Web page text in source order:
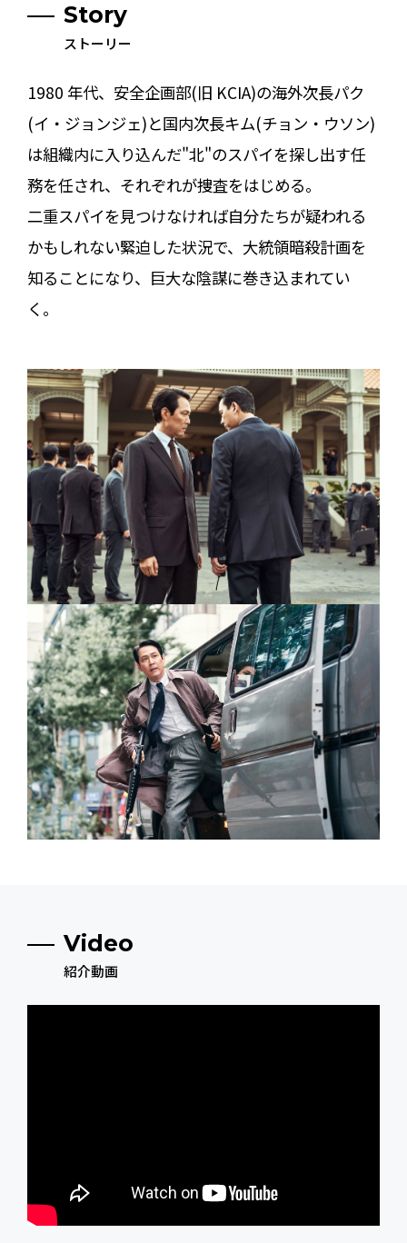
Story
ストーリー
1980 年代、安全企画部(旧 KCIA)の海外次長パク
(イ・ジョンジェ)と国内次長キム(チョン・ウソン)
は組織内に入り込んだ"北"のスパイを探し出す任
務を任され、それぞれが捜査をはじめる。
二重スパイを見つけなければ自分たちが疑われる
かもしれない緊迫した状況で、大統領暗殺計画を
知ることになり、巨大な陰謀に巻き込まれてい
く。
Video
紹介動画